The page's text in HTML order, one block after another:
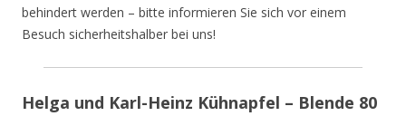
behindert werden – bitte informieren Sie sich vor einem
Besuch sicherheitshalber bei uns!
Helga und Karl-Heinz Kühnapfel – Blende 80